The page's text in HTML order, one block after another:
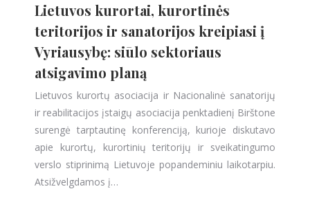
Lietuvos kurortai, kurortinės
teritorijos ir sanatorijos kreipiasi į
Vyriausybę: siūlo sektoriaus
atsigavimo planą
Lietuvos kurortų asociacija ir Nacionalinė sanatorijų
ir reabilitacijos įstaigų asociacija penktadienį Birštone
surengė tarptautinę konferenciją, kurioje diskutavo
apie kurortų, kurortinių teritorijų ir sveikatingumo
verslo stiprinimą Lietuvoje popandeminiu laikotarpiu.
Atsižvelgdamos į…